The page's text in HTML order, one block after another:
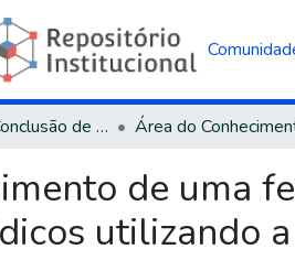
Trabalhos de Conclusão de Curso
de uma
utilizando